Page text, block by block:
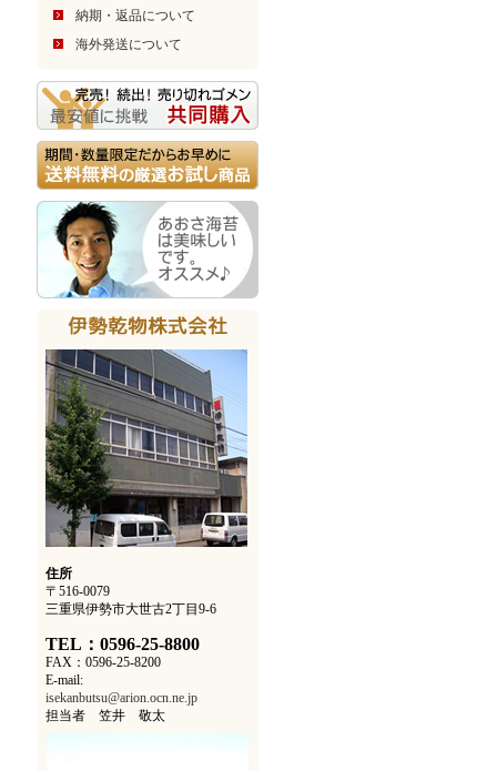
納期・返品について
海外発送について
住所
〒516-0079
三重県伊勢市大世古2丁目9-6
TEL：0596-25-8800
FAX：0596-25-8200
E-mail:
isekanbutsu@arion.ocn.ne.jp
担当者 笠井 敬太